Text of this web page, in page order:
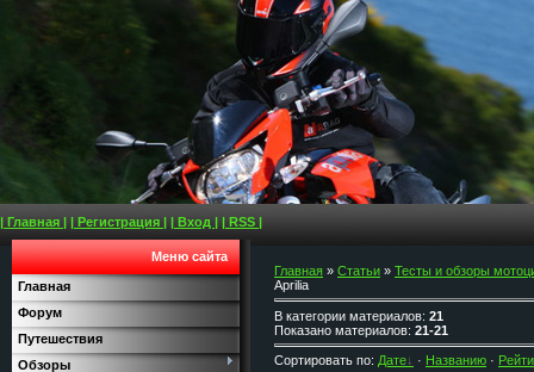
| Главная | | Регистрация | | Вход | | RSS |
Меню сайта
Главная
Форум
Путешествия
Обзоры
Главная » Статьи » Тесты и обзоры
Aprilia
В категории материалов: 21
Показано материалов: 21-21
Сортировать по: Дате · Названию ·